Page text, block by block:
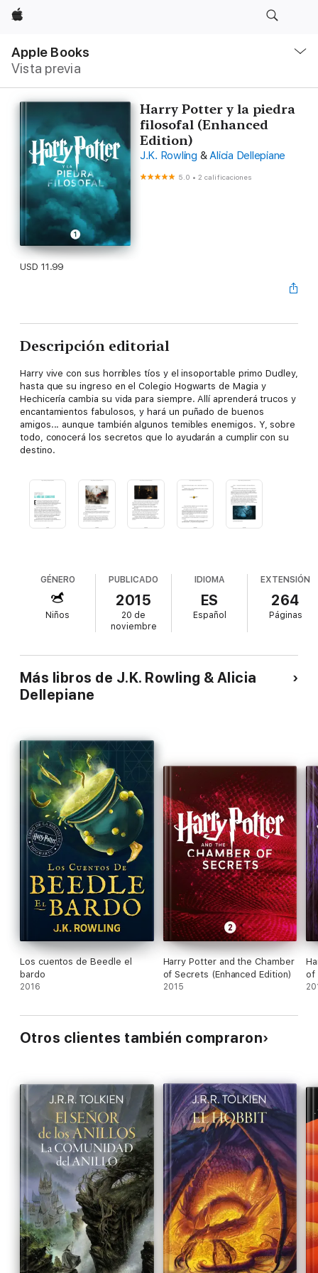
Apple
Apple Books
Vista previa
local
Abrir
Harry Potter y la piedra
filosofal (Enhanced
Edition)
J.K. Rowling & Alicia Dellepiane
5.0 •2 calificaciones
USD 11.99
Descripción editorial
Harry vive con sus horribles tíos y el insoportable primo Dudley,
hasta que su ingreso en el Colegio Hogwarts de Magia y
Hechicería cambia su vida para siempre. Allí aprenderá trucos y
encantamientos fabulosos, y hará un puñado de buenos
amigos... aunque también algunos temibles enemigos. Y, sobre
todo, conocerá los secretos que lo ayudarán a cumplir con su
destino.
GÉNERO
Niños
PUBLICADO
2015
20 de
noviembre
IDIOMA
ES
Español
EXTENSIÓN
264
Páginas
Más libros de J.K. Rowling & Alicia
Dellepiane
Los cuentos de Beedle el
bardo
2016
Harry Potter and the Chamber
of Secrets (Enhanced Edition)
2015
of
Otros clientes también compraron